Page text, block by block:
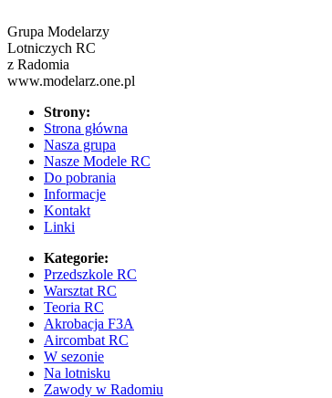
Grupa Modelarzy
Lotniczych RC
z Radomia
www.modelarz.one.pl
Strony:
Strona główna
Nasza grupa
Nasze Modele RC
Do pobrania
Informacje
Kontakt
Linki
Kategorie:
Przedszkole RC
Warsztat RC
Teoria RC
Akrobacja F3A
Aircombat RC
W sezonie
Na lotnisku
Zawody w Radomiu